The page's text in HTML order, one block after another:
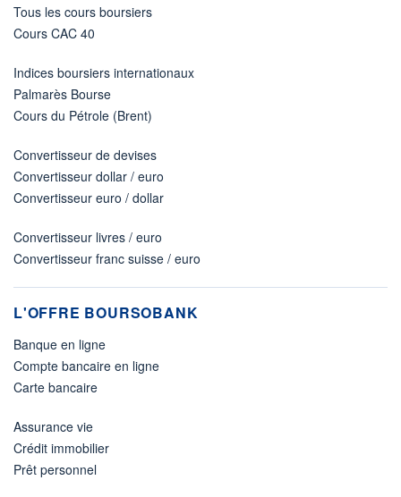
Tous les cours boursiers
Cours CAC 40
Indices boursiers internationaux
Palmarès Bourse
Cours du Pétrole (Brent)
Convertisseur de devises
Convertisseur dollar / euro
Convertisseur euro / dollar
Convertisseur livres / euro
Convertisseur franc suisse / euro
L'OFFRE BOURSOBANK
Banque en ligne
Compte bancaire en ligne
Carte bancaire
Assurance vie
Crédit immobilier
Prêt personnel